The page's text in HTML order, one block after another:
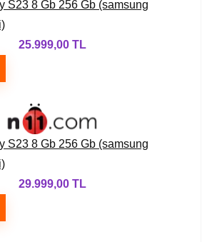
S23 8 Gb 256 Gb (samsung
25.999,00 TL
S23 8 Gb 256 Gb (samsung
29.999,00 TL